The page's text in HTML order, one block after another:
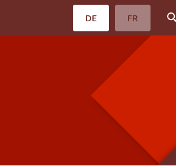
DE FR